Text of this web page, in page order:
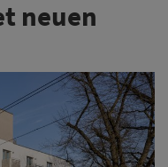
neuen